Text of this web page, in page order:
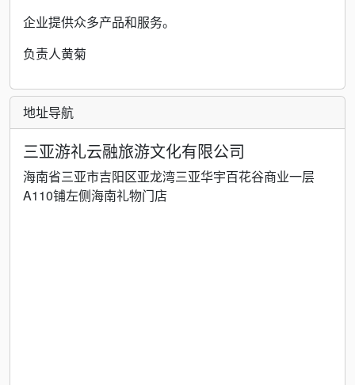
企业提供众多产品和服务。
负责人黄菊
地址导航
三亚游礼云融旅游文化有限公司
海南省三亚市吉阳区亚龙湾三亚华宇百花谷商业一层
A110铺左侧海南礼物门店